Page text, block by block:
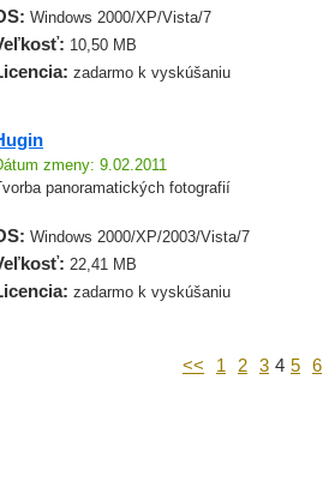
Windows 2000/XP/Vista/7
10,50 MB
zadarmo k vyskúšaniu
zmeny: 9.02.2011
panoramatických fotografií
Windows 2000/XP/2003/Vista/7
22,41 MB
zadarmo k vyskúšaniu
<< 1 2 3 4 5 6